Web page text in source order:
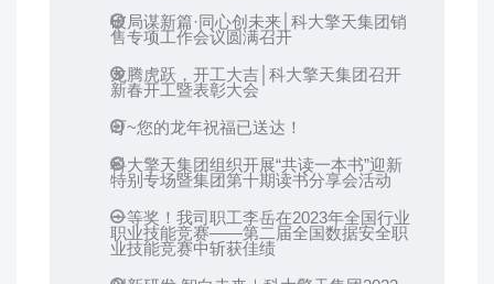
破局谋新篇·同心创未来│科大擎天集团销
售专项工作会议圆满召开
龙腾虎跃，开工大吉│科大擎天集团召开
新春开工暨表彰大会
叮~您的龙年祝福已送达！
科大擎天集团组织开展“共读一本书”迎新
特别专场暨集团第十期读书分享会活动
一等奖！我司职工李岳在2023年全国行业
职业技能竞赛——第二届全国数据安全职
业技能竞赛中斩获佳绩